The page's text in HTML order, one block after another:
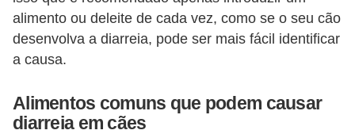
alimento ou deleite de cada vez, como se o seu cão
desenvolva a diarreia, pode ser mais fácil identificar
a causa.
Alimentos comuns que podem causar
diarreia em cães
i
s
e
e